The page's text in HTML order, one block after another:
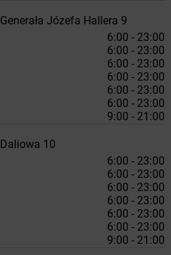
Generała Józefa Hallera 9
6:00 - 23:00
6:00 - 23:00
6:00 - 23:00
6:00 - 23:00
6:00 - 23:00
6:00 - 23:00
9:00 - 21:00
Daliowa 10
6:00 - 23:00
6:00 - 23:00
6:00 - 23:00
6:00 - 23:00
6:00 - 23:00
6:00 - 23:00
9:00 - 21:00